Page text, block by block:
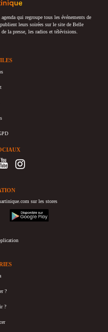
qui regroupe tous les événements de
leurs soirées sur le site de Belle
la presse, les radios et télévisions.
sur les stores
googleplay
?
?